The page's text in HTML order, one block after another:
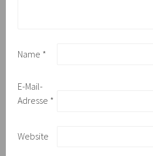
Name *
E-Mail-
Adresse *
Website